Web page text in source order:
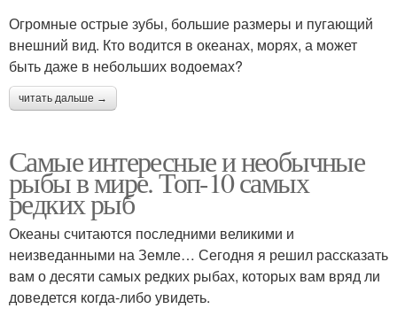
Огромные острые зубы, большие размеры и пугающий
внешний вид. Кто водится в океанах, морях, а может
быть даже в небольших водоемах?
читать дальше →
Самые интересные и необычные
рыбы в мире. Топ-10 самых
редких рыб
Океаны считаются последними великими и
неизведанными на Земле… Сегодня я решил рассказать
вам о десяти самых редких рыбах, которых вам вряд ли
доведется когда-либо увидеть.